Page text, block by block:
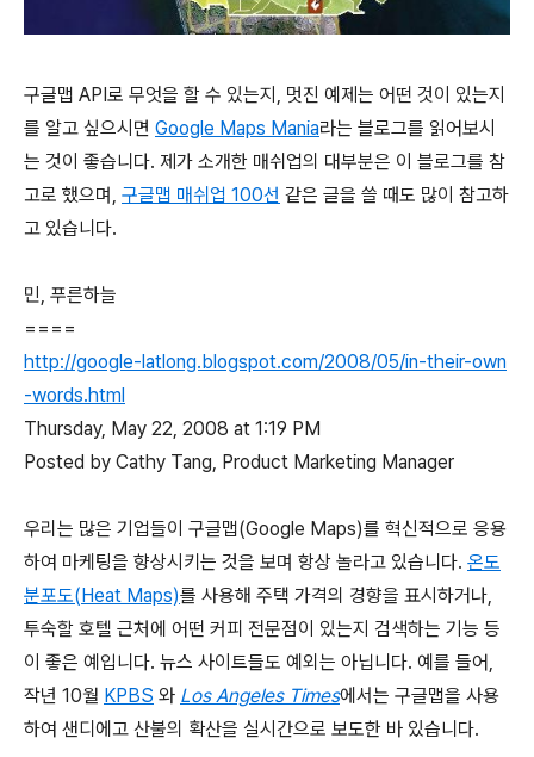
구글맵 API로 무엇을 할 수 있는지, 멋진 예제는 어떤 것이 있는지
를 알고 싶으시면 Google Maps Mania라는 블로그를 읽어보시
는 것이 좋습니다. 제가 소개한 매쉬업의 대부분은 이 블로그를 참
고로 했으며, 구글맵 매쉬업 100선 같은 글을 쓸 때도 많이 참고하
고 있습니다.
민, 푸른하늘
====
http://google-latlong.blogspot.com/2008/05/in-their-own
-words.html
Thursday, May 22, 2008 at 1:19 PM
Posted by Cathy Tang, Product Marketing Manager
우리는 많은 기업들이 구글맵(Google Maps)를 혁신적으로 응용
하여 마케팅을 향상시키는 것을 보며 항상 놀라고 있습니다. 온도
분포도(Heat Maps)를 사용해 주택 가격의 경향을 표시하거나,
투숙할 호텔 근처에 어떤 커피 전문점이 있는지 검색하는 기능 등
이 좋은 예입니다. 뉴스 사이트들도 예외는 아닙니다. 예를 들어,
작년 10월 KPBS 와 Los Angeles Times에서는 구글맵을 사용
하여 샌디에고 산불의 확산을 실시간으로 보도한 바 있습니다.